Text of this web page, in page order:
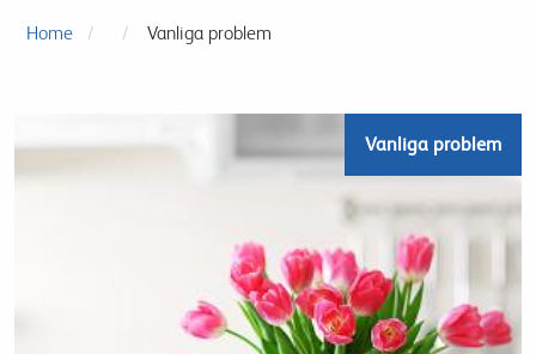
Home Vanliga problem
Vanliga problem